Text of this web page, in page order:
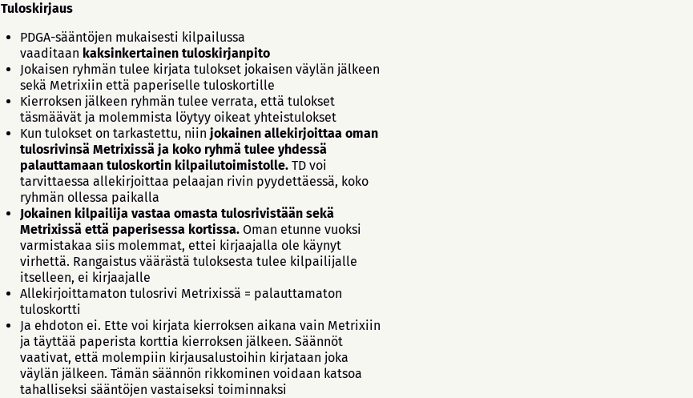
Tuloskirjaus
PDGA-sääntöjen mukaisesti kilpailussa
vaaditaan kaksinkertainen tuloskirjanpito
Jokaisen ryhmän tulee kirjata tulokset jokaisen väylän jälkeen
sekä Metrixiin että paperiselle tuloskortille
Kierroksen jälkeen ryhmän tulee verrata, että tulokset
täsmäävät ja molemmista löytyy oikeat yhteistulokset
Kun tulokset on tarkastettu, niin jokainen allekirjoittaa oman
tulosrivinsä Metrixissä ja koko ryhmä tulee yhdessä
palauttamaan tuloskortin kilpailutoimistolle. TD voi
tarvittaessa allekirjoittaa pelaajan rivin pyydettäessä, koko
ryhmän ollessa paikalla
Jokainen kilpailija vastaa omasta tulosrivistään sekä
Metrixissä että paperisessa kortissa. Oman etunne vuoksi
varmistakaa siis molemmat, ettei kirjaajalla ole käynyt
virhettä. Rangaistus väärästä tuloksesta tulee kilpailijalle
itselleen, ei kirjaajalle
Allekirjoittamaton tulosrivi Metrixissä = palauttamaton
tuloskortti
Ja ehdoton ei. Ette voi kirjata kierroksen aikana vain Metrixiin
ja täyttää paperista korttia kierroksen jälkeen. Säännöt
vaativat, että molempiin kirjausalustoihin kirjataan joka
väylän jälkeen. Tämän säännön rikkominen voidaan katsoa
tahalliseksi sääntöjen vastaiseksi toiminnaksi